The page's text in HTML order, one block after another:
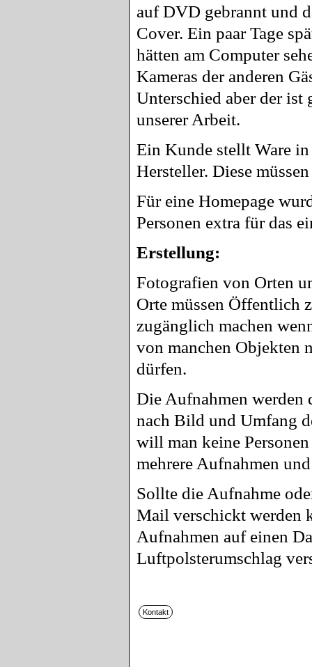
auf DVD gebrannt und
Cover. Ein paar Tage
hätten am Computer
Kameras der anderen
Unterschied aber der ist
unserer Arbeit.
Ein Kunde stellt Ware
Hersteller. Diese
Für eine Homepage
Personen extra für das
Erstellung:
Fotografien von Orten
Orte müssen Öffentlich
zugänglich machen
von manchen Objekten
dürfen.
Die Aufnahmen werden
nach Bild und Umfang
will man keine
mehrere Aufnahmen
Sollte die Aufnahme
Mail verschickt werden
Aufnahmen auf einen
Luftpolsterumschlag